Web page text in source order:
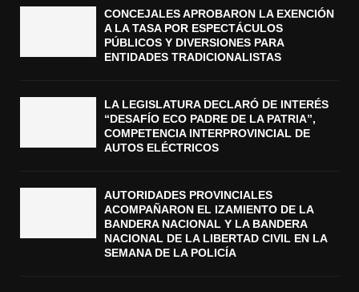
CONCEJALES APROBARON LA EXENCIÓN
A LA TASA POR ESPECTÁCULOS
PÚBLICOS Y DIVERSIONES PARA
ENTIDADES TRADICIONALISTAS
LA LEGISLATURA DECLARÓ DE INTERÉS
“DESAFÍO ECO PADRE DE LA PATRIA”,
COMPETENCIA INTERPROVINCIAL DE
AUTOS ELÉCTRICOS
AUTORIDADES PROVINCIALES
ACOMPAÑARON EL IZAMIENTO DE LA
BANDERA NACIONAL Y LA BANDERA
NACIONAL DE LA LIBERTAD CIVIL EN LA
SEMANA DE LA POLICÍA